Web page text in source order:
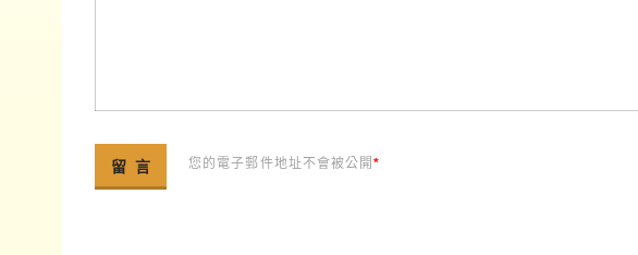
您的電子郵件地址不會被公開*